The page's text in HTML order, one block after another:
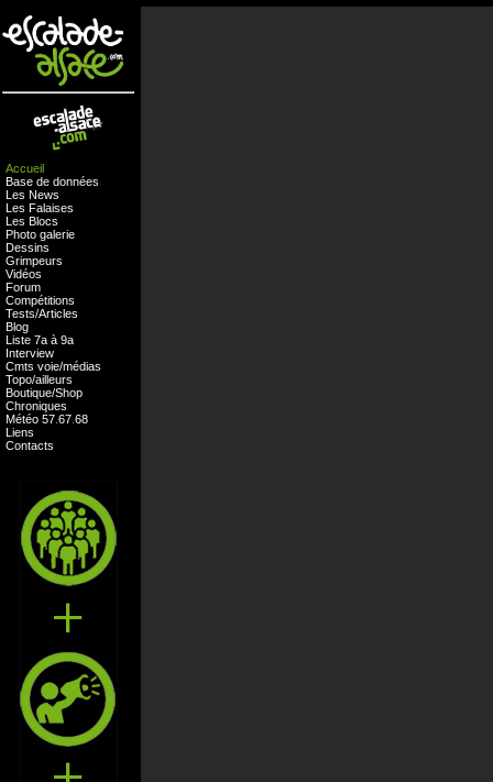
Accueil
Base de données
Les News
Les Falaises
Les Blocs
Photo galerie
Dessins
Grimpeurs
Vidéos
Forum
Compétitions
Tests/Articles
Blog
Liste 7a à 9a
Interview
Cmts voie/médias
Topo/ailleurs
Boutique/Shop
Chroniques
Météo 57 67 68
Liens
Contacts